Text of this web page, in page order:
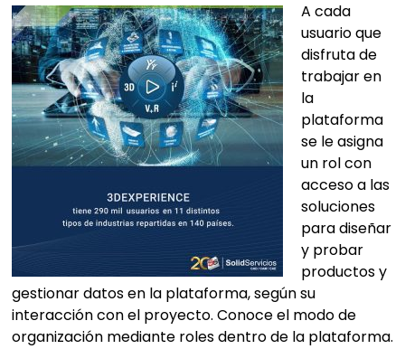
A cada
usuario que
disfruta de
trabajar en
la
plataforma
se le asigna
un rol con
acceso a las
soluciones
para diseñar
y probar
productos y
gestionar datos en la plataforma, según su
interacción con el proyecto. Conoce el modo de
organización mediante roles dentro de la plataforma.